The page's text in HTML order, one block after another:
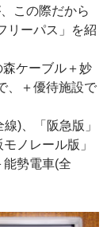
この際だから
リーパス」を紹
ケーブル＋妙
、＋優待施設で
)、「阪急版」
ノレール版」
勢電車(全